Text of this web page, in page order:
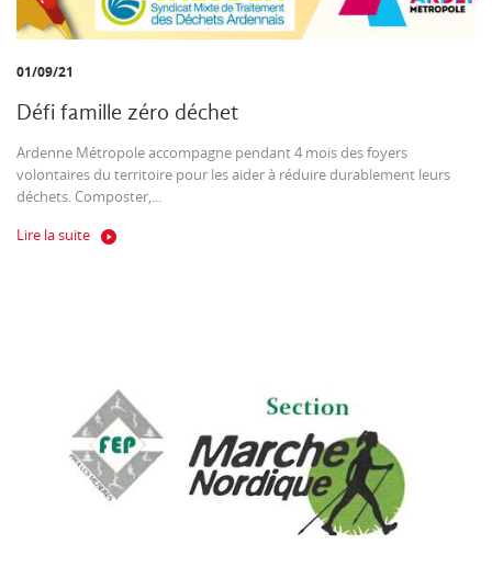
01/09/21
Défi famille zéro déchet
Ardenne Métropole accompagne pendant 4 mois des foyers
volontaires du territoire pour les aider à réduire durablement leurs
déchets. Composter,...
Lire la suite